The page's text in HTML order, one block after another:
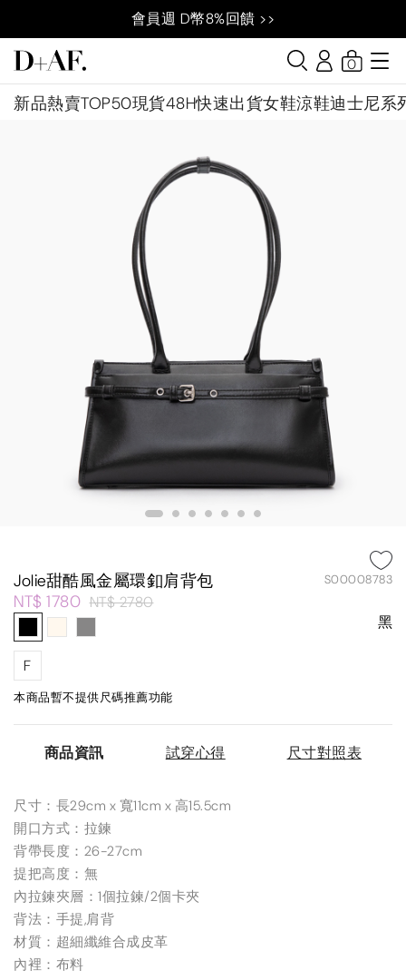
會員週 D幣8%回饋 >>
新品熱賣TOP50現貨48H快速出貨女鞋涼鞋迪士尼系
0
Jolie甜酷風金屬環釦肩背包 S00008783
NT$ 1780 NT$ 2780
黑
F
本商品暫不提供尺碼推薦功能
商品資訊 試穿心得 尺寸對照表
尺寸：長29cm x 寬11cm x 高15.5cm
開口方式：拉鍊
背帶長度：26-27cm
提把高度：無
內拉鍊夾層：1個拉鍊/2個卡夾
背法：手提,肩背
材質：超細纖維合成皮革
內裡：布料